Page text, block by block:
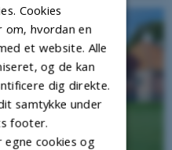
/6
Cookies
om, hvordan en
et website. Alle
og de kan
dig direkte.
samtykke under
footer.
cookies og